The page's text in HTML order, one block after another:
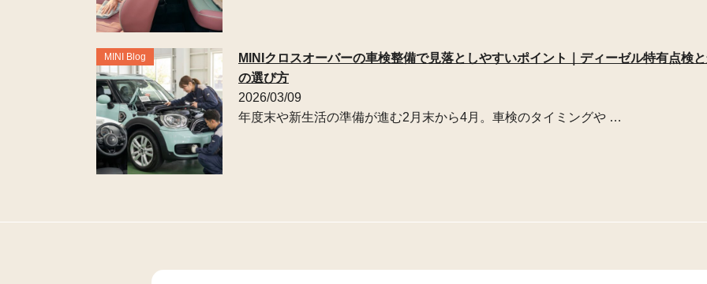
MINI Blog
MINIクロスオーバーの車検整備で見落としやすいポイント｜ディーゼル特有点検
の選び方
2026/03/09
年度末や新生活の準備が進む2月末から4月。車検のタイミングや …